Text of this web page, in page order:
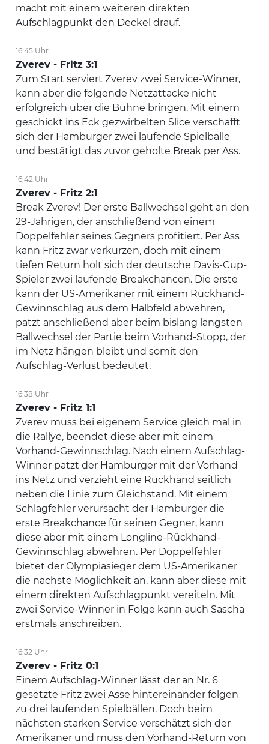
macht mit einem weiteren direkten
Aufschlagpunkt den Deckel drauf.
16:45 Uhr
Zverev - Fritz 3:1
Zum Start serviert Zverev zwei Service-Winner,
kann aber die folgende Netzattacke nicht
erfolgreich über die Bühne bringen. Mit einem
geschickt ins Eck gezwirbelten Slice verschafft
sich der Hamburger zwei laufende Spielbälle
und bestätigt das zuvor geholte Break per Ass.
16:42 Uhr
Zverev - Fritz 2:1
Break Zverev! Der erste Ballwechsel geht an den
29-Jährigen, der anschließend von einem
Doppelfehler seines Gegners profitiert. Per Ass
kann Fritz zwar verkürzen, doch mit einem
tiefen Return holt sich der deutsche Davis-Cup-
Spieler zwei laufende Breakchancen. Die erste
kann der US-Amerikaner mit einem Rückhand-
Gewinnschlag aus dem Halbfeld abwehren,
patzt anschließend aber beim bislang längsten
Ballwechsel der Partie beim Vorhand-Stopp, der
im Netz hängen bleibt und somit den
Aufschlag-Verlust bedeutet.
16:38 Uhr
Zverev - Fritz 1:1
Zverev muss bei eigenem Service gleich mal in
die Rallye, beendet diese aber mit einem
Vorhand-Gewinnschlag. Nach einem Aufschlag-
Winner patzt der Hamburger mit der Vorhand
ins Netz und verzieht eine Rückhand seitlich
neben die Linie zum Gleichstand. Mit einem
Schlagfehler verursacht der Hamburger die
erste Breakchance für seinen Gegner, kann
diese aber mit einem Longline-Rückhand-
Gewinnschlag abwehren. Per Doppelfehler
bietet der Olympiasieger dem US-Amerikaner
die nächste Möglichkeit an, kann aber diese mit
einem direkten Aufschlagpunkt vereiteln. Mit
zwei Service-Winner in Folge kann auch Sascha
erstmals anschreiben.
16:32 Uhr
Zverev - Fritz 0:1
Einem Aufschlag-Winner lässt der an Nr. 6
gesetzte Fritz zwei Asse hintereinander folgen
zu drei laufenden Spielbällen. Doch beim
nächsten starken Service verschätzt sich der
Amerikaner und muss den Vorhand-Return von